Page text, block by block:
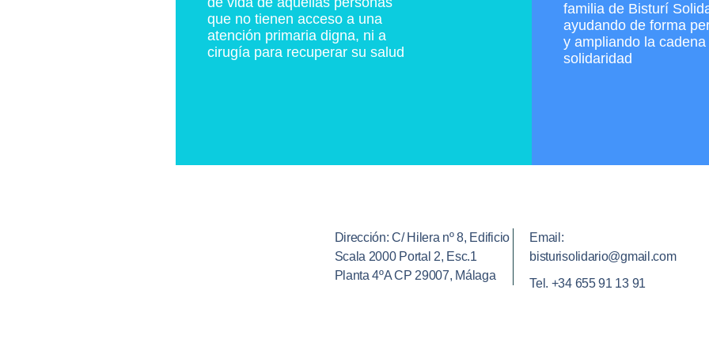
que no tienen acceso a una
atención primaria digna, ni a
cirugía para recuperar su salud
familia de Bisturí
ayudando de forma
y ampliando la cadena
solidaridad
Dirección: C/ Hilera nº 8, Edificio
Scala 2000 Portal 2, Esc.1
Planta 4ºA CP 29007, Málaga
Email:
bisturisolidario@gmail.com
Tel. +34 655 91 13 91